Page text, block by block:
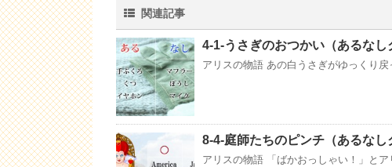
関連記事
4-1-うさぎのおつかい（あるなし
アリスの物語 あの白うさぎがゆっくり
8-4-庭師たちのピンチ（あるなし
アリスの物語 「ばかおっしゃい！」と